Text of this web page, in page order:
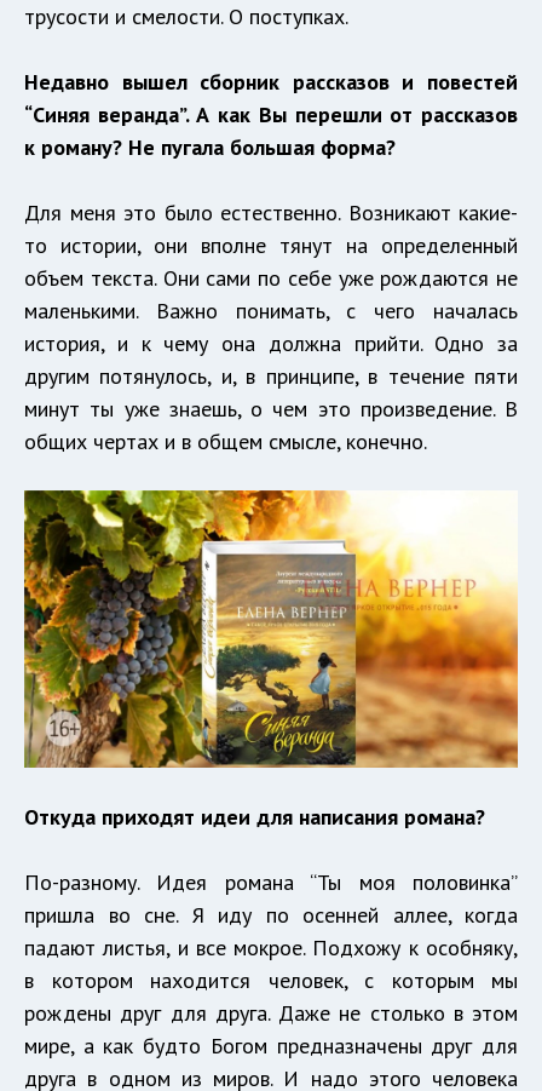
трусости и смелости. О поступках.
Недавно вышел сборник рассказов и повестей
“Синяя веранда”. А как Вы перешли от рассказов
к роману? Не пугала большая форма?
Для меня это было естественно. Возникают какие-
то истории, они вполне тянут на определенный
объем текста. Они сами по себе уже рождаются не
маленькими. Важно понимать, с чего началась
история, и к чему она должна прийти. Одно за
другим потянулось, и, в принципе, в течение пяти
минут ты уже знаешь, о чем это произведение. В
общих чертах и в общем смысле, конечно.
Откуда приходят идеи для написания романа?
По-разному. Идея романа “Ты моя половинка”
пришла во сне. Я иду по осенней аллее, когда
падают листья, и все мокрое. Подхожу к особняку,
в котором находится человек, с которым мы
рождены друг для друга. Даже не столько в этом
мире, а как будто Богом предназначены друг для
друга в одном из миров. И надо этого человека